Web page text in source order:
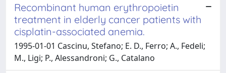
Recombinant human erythropoietin
treatment in elderly cancer patients with
cisplatin-associated anemia.
1995-01-01 Cascinu, Stefano; E. D., Ferro; A., Fedeli;
M., Ligi; P., Alessandroni; G., Catalano